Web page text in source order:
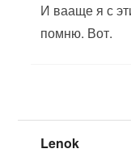
И вааще я с
помню. Вот.
Lenok